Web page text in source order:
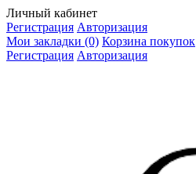
Личный кабинет
Регистрация Авторизация
Мои закладки (0) Корзина покупок
Регистрация Авторизация